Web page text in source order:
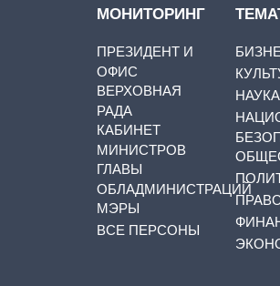
МОНИТОРИНГ
ПРЕЗИДЕНТ И
ОФИС
ВЕРХОВНАЯ
РАДА
КАБИНЕТ
МИНИСТРОВ
ГЛАВЫ
ОБЛАДМИНИСТРАЦИЙ
МЭРЫ
ВСЕ ПЕРСОНЫ
НАУКА